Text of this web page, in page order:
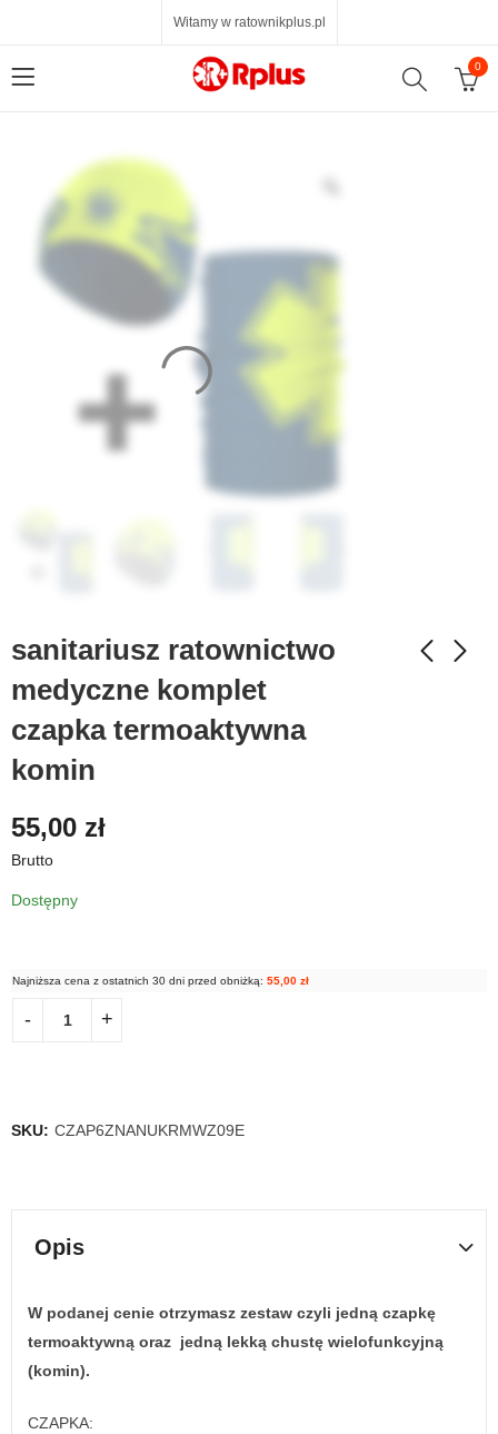
Witamy w ratownikplus.pl
0
sanitariusz ratownictwo
medyczne komplet
czapka termoaktywna
komin
55,00 zł
Brutto
Dostępny
Najniższa cena z ostatnich 30 dni przed obniżką: 55,00 zł
SKU: CZAP6ZNANUKRMWZ09E
Opis
W podanej cenie otrzymasz zestaw czyli jedną czapkę
termoaktywną oraz jedną lekką chustę wielofunkcyjną
(komin).
CZAPKA: